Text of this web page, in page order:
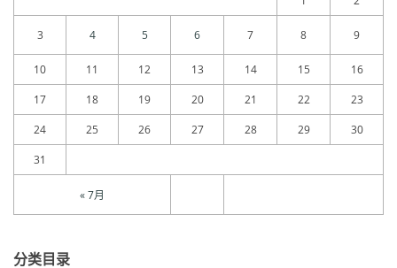
« 7月
3 4 5 6 7 8 9
10 11 12 13 14 15
16
17
18 19 20 21 22
23
24
25 26 27 28 29
30
31
分类目录